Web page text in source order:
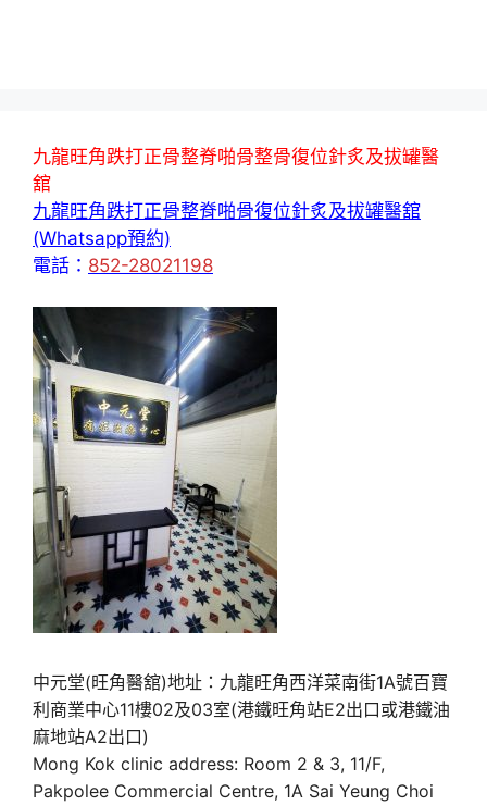
九龍旺角跌打正骨整脊啪骨整骨復位針炙及拔罐醫
舘
九龍旺角跌打正骨整脊啪骨復位針炙及拔罐醫舘
(Whatsapp預約)
電話： 852-28021198
中元堂(旺角醫舘)地址：九龍旺角西洋菜南街1A號百寶
利商業中心11樓02及03室(港鐵旺角站E2出口或港鐵油
麻地站A2出口)
Mong Kok clinic address: Room 2 & 3, 11/F,
Pakpolee Commercial Centre, 1A Sai Yeung Choi